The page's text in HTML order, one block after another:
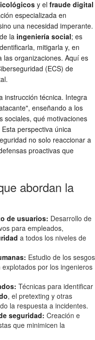
y el fraude digital
especializada en
una necesidad imperante.
la ingeniería social; es
mitigarla y, en
las organizaciones. Aquí es
(ECS) de
instrucción técnica. Integra
enseñando a los
sociales, qué motivaciones
perspectiva única
no solo reaccionar a
proactivas que
abordan la
de usuarios: Desarrollo de
para empleados,
a todos los niveles de
Estudio de los sesgos
por los ingenieros
Técnicas para identificar
, el pretexting y otras
la respuesta a incidentes.
seguridad: Creación e
que minimicen la